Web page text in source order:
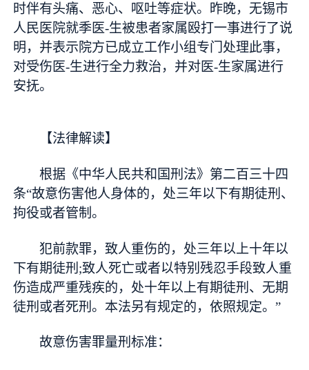
时伴有头痛、恶心、呕吐等症状。昨晚，无锡市
人民医院就季医-生被患者家属殴打一事进行了说
明，并表示院方已成立工作小组专门处理此事，
对受伤医-生进行全力救治，并对医-生家属进行
安抚。
【法律解读】
根据《中华人民共和国刑法》第二百三十四
条“故意伤害他人身体的，处三年以下有期徒刑、
拘役或者管制。
犯前款罪，致人重伤的，处三年以上十年以
下有期徒刑;致人死亡或者以特别残忍手段致人重
伤造成严重残疾的，处十年以上有期徒刑、无期
徒刑或者死刑。本法另有规定的，依照规定。”
故意伤害罪量刑标准：